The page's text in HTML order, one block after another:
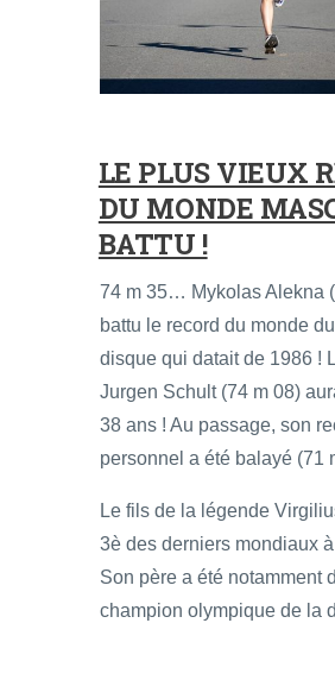
LE PLUS VIEUX
DU MONDE
BATTU !
74 m 35… Mykolas Alekna
battu le record du monde
disque qui datait de 1986 !
Jurgen Schult (74 m 08)
38 ans ! Au passage, son
personnel a été balayé (71
Le fils de la légende
3è des derniers mondiaux
Son père a été notamment
champion olympique de la